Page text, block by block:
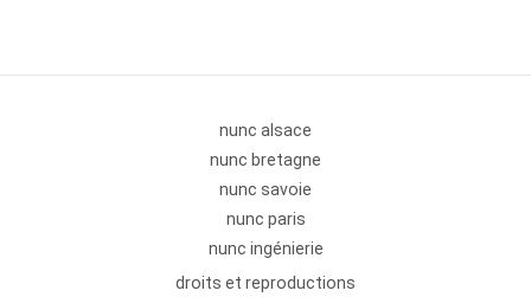
nunc alsace
nunc bretagne
nunc savoie
nunc paris
nunc ingénierie
droits et reproductions